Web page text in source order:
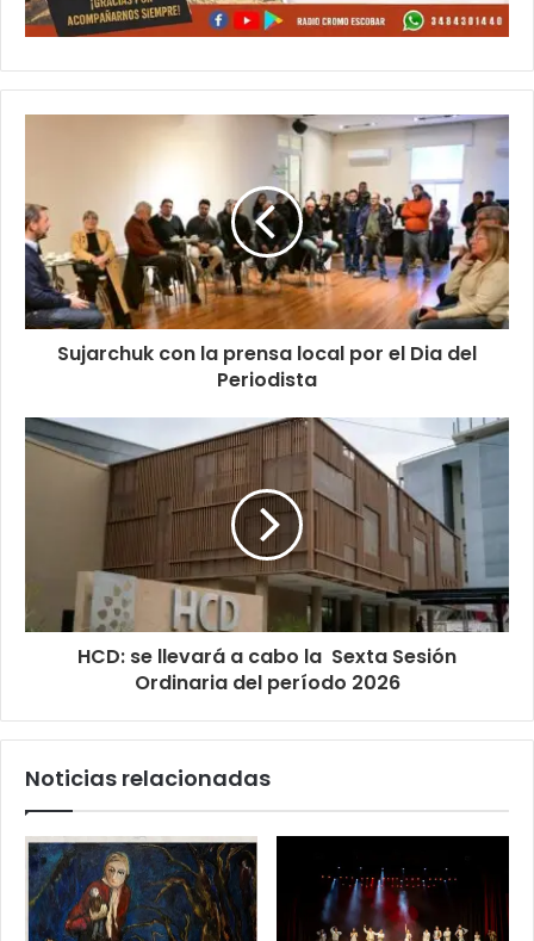
Sujarchuk con la prensa local por el Dia del
Periodista
HCD: se llevará a cabo la Sexta Sesión
Ordinaria del período 2026
Noticias relacionadas